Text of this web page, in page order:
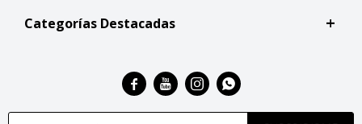
Categorías Destacadas
   